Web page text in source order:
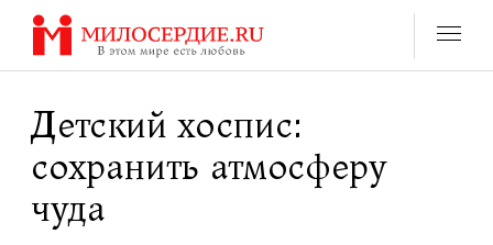
Перейти
содержанию
Детский хоспис:
сохранить атмосферу
чуда